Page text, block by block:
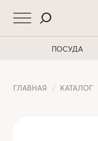
ПОСУДА
ГЛАВНАЯ КАТАЛОГ